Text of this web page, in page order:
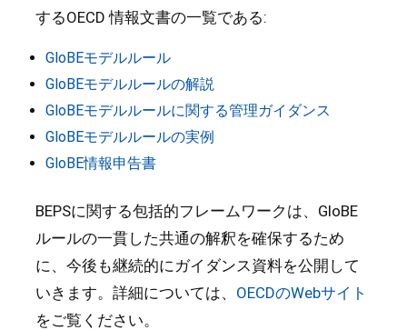
するOECD 情報文書の一覧である:
GloBEモデルルール
GloBEモデルルールの解説
GloBEモデルルールに関する管理ガイダンス
GloBEモデルルールの実例
GloBE情報申告書
BEPSに関する包括的フレームワークは、GloBE
ルールの一貫した共通の解釈を確保するため
に、今後も継続的にガイダンス資料を公開して
いきます。詳細については、 OECDのWebサイト
をご覧ください。